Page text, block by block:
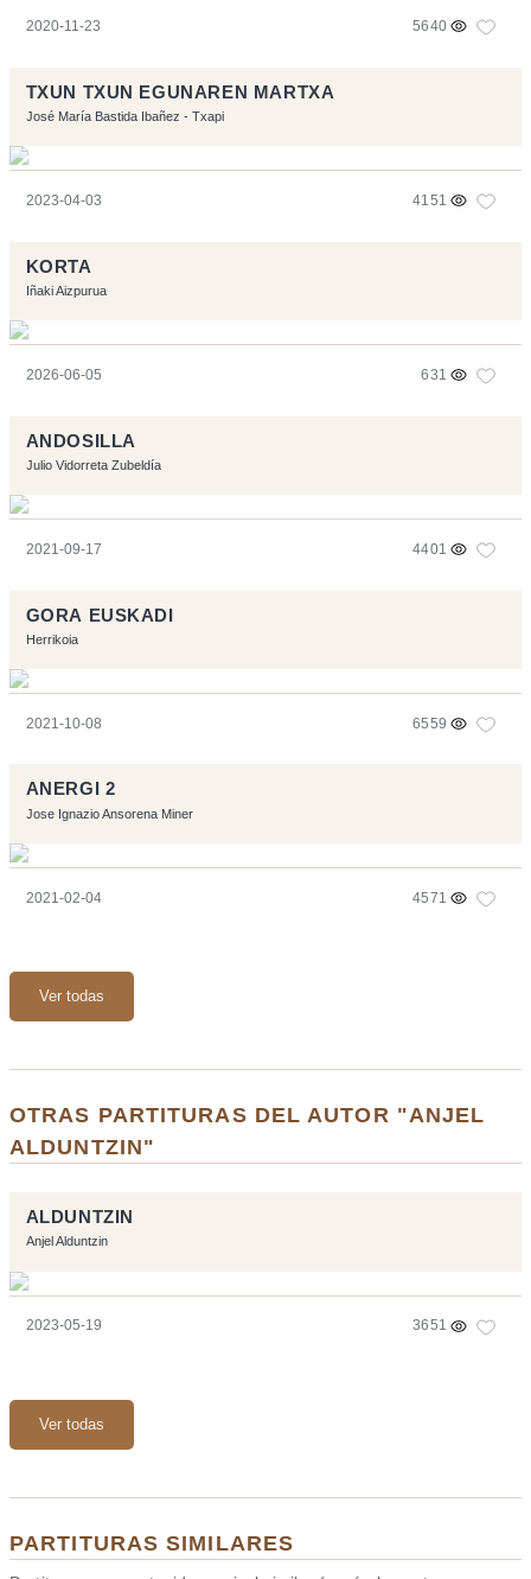
2020-11-23 5640
TXUN TXUN EGUNAREN MARTXA
José María Bastida Ibañez - Txapi
2023-04-03 4151
KORTA
Iñaki Aizpurua
2026-06-05 631
ANDOSILLA
Julio Vidorreta Zubeldía
2021-09-17 4401
GORA EUSKADI
Herrikoia
2021-10-08 6559
ANERGI 2
Jose Ignazio Ansorena Miner
2021-02-04 4571
Ver todas
OTRAS PARTITURAS DEL AUTOR "ANJEL
ALDUNTZIN"
ALDUNTZIN
Anjel Alduntzin
2023-05-19 3651
Ver todas
PARTITURAS SIMILARES